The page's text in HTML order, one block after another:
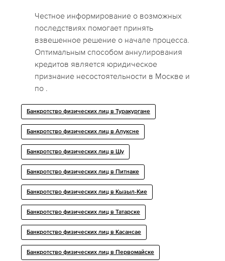
Честное информирование о возможных
последствиях помогает принять
взвешенное решение о начале процесса.
Оптимальным способом аннулирования
кредитов является юридическое
признание несостоятельности в Москве и
по .
Банкротство физических лиц в Туракургане
Банкротство физических лиц в Алуксне
Банкротство физических лиц в Шу
Банкротство физических лиц в Питнаке
Банкротство физических лиц в Кызыл-Кие
Банкротство физических лиц в Татарске
Банкротство физических лиц в Касансае
Банкротство физических лиц в Первомайске